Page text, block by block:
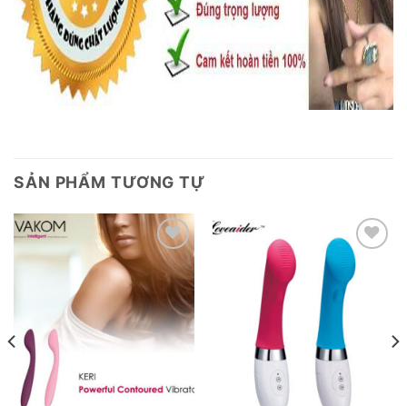
SẢN PHẨM TƯƠNG TỰ
Add to
wishlist
Add to